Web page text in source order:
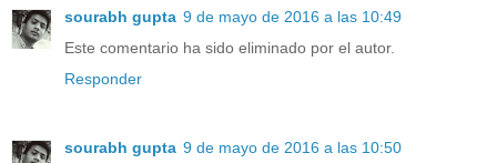
sourabh gupta 9 de mayo de 2016 a las 10:49
Este comentario ha sido eliminado por el autor.
Responder
sourabh gupta 9 de mayo de 2016 a las 10:50